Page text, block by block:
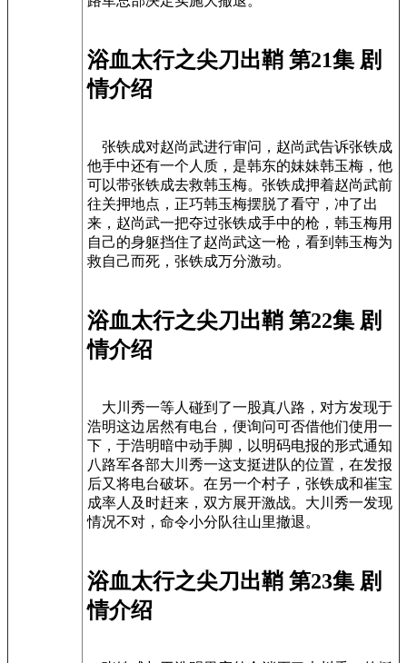
浴血太行之尖刀出鞘 第21集 剧
情介绍
张铁成对赵尚武进行审问，赵尚武告诉张铁成
他手中还有一个人质，是韩东的妹妹韩玉梅，他
可以带张铁成去救韩玉梅。张铁成押着赵尚武前
往关押地点，正巧韩玉梅摆脱了看守，冲了出
来，赵尚武一把夺过张铁成手中的枪，韩玉梅用
自己的身躯挡住了赵尚武这一枪，看到韩玉梅为
救自己而死，张铁成万分激动。
浴血太行之尖刀出鞘 第22集 剧
情介绍
大川秀一等人碰到了一股真八路，对方发现于
浩明这边居然有电台，便询问可否借他们使用一
下，于浩明暗中动手脚，以明码电报的形式通知
八路军各部大川秀一这支挺进队的位置，在发报
后又将电台破坏。在另一个村子，张铁成和崔宝
成率人及时赶来，双方展开激战。大川秀一发现
情况不对，命令小分队往山里撤退。
浴血太行之尖刀出鞘 第23集 剧
情介绍